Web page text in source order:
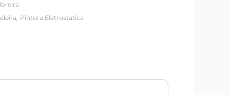
, Pintura Eletrostática